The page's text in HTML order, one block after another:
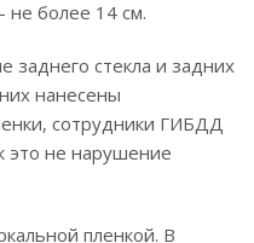
не более 14 см.
заднего стекла и задних
нанесены
сотрудники ГИБДД
это не нарушение
пленкой. В